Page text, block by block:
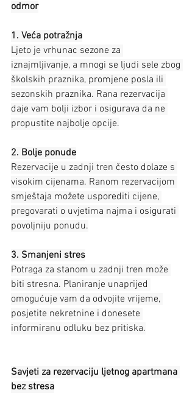
odmor
1. Veća potražnja
Ljeto je vrhunac sezone za
iznajmljivanje, a mnogi se ljudi sele zbog
školskih praznika, promjene posla ili
sezonskih praznika. Rana rezervacija
daje vam bolji izbor i osigurava da ne
propustite najbolje opcije.
2. Bolje ponude
Rezervacije u zadnji tren često dolaze s
visokim cijenama. Ranom rezervacijom
smještaja možete usporediti cijene,
pregovarati o uvjetima najma i osigurati
povoljniju ponudu.
3. Smanjeni stres
Potraga za stanom u zadnji tren može
biti stresna. Planiranje unaprijed
omogućuje vam da odvojite vrijeme,
posjetite nekretnine i donesete
informiranu odluku bez pritiska.
Savjeti za rezervaciju ljetnog apartmana
bez stresa